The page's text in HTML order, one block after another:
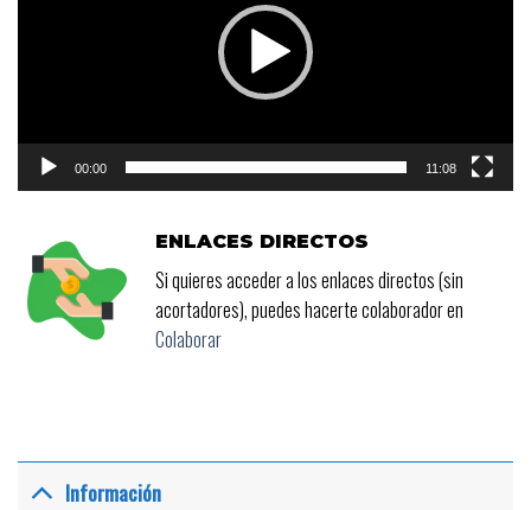
00:00 11:08
ENLACES DIRECTOS
Si quieres acceder a los enlaces directos (sin
acortadores), puedes hacerte colaborador en
Colaborar
Información